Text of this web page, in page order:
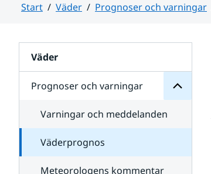
Start Väder Prognoser och varningar
Väder
Prognoser och varningar
för
varningar
Varningar och meddelanden
Väderprognos
Meteorologens kommentar